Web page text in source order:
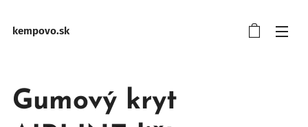
kempovo.sk
Gumový kryt